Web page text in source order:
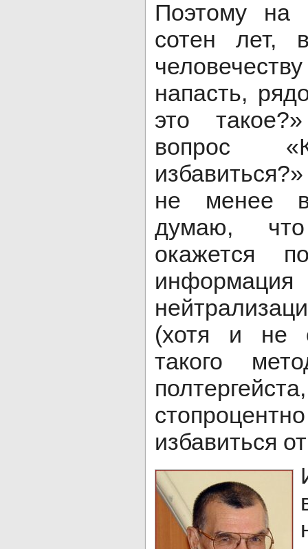
Поэтому на
сотен лет,
напасть,
это
вопрос
не менее
думаю,
окажется
(хотя и не
такого
избавиться